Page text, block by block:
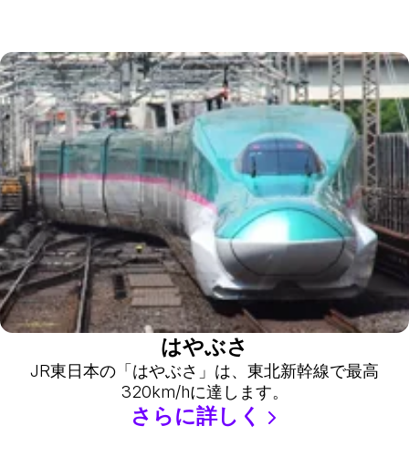
はやぶさ
JR東日本の「はやぶさ」は、東北新幹線で最高
320km/hに達します。
さらに詳しく